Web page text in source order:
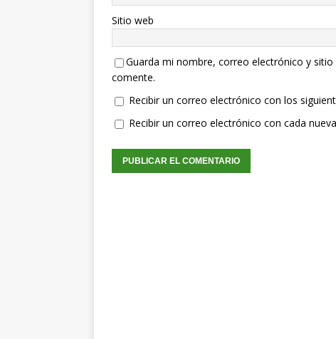
Sitio web
Guarda mi nombre, correo electrónico y
comente.
Recibir un correo electrónico con los
Recibir un correo electrónico con cada